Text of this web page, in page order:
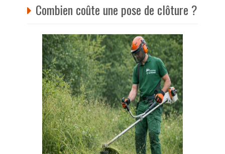
Combien coûte une pose de clôture ?